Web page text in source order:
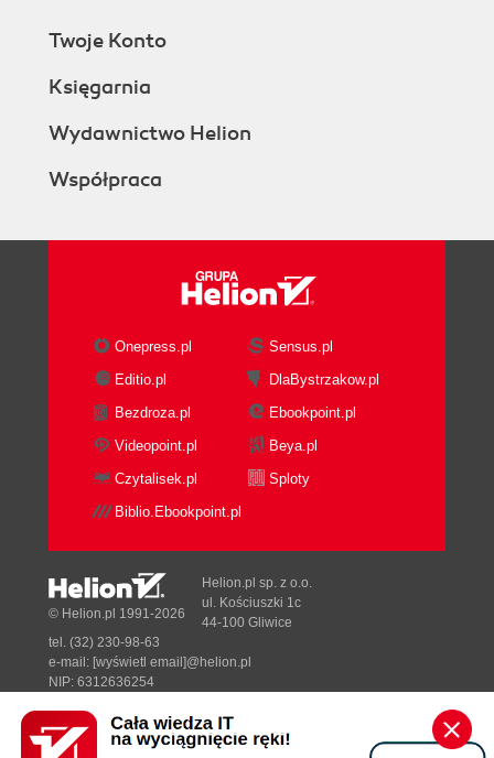
Twoje Konto
Księgarnia
Wydawnictwo Helion
Współpraca
Onepress.pl
Sensus.pl
Editio.pl
DlaBystrzakow.pl
Bezdroza.pl
Ebookpoint.pl
Videopoint.pl
Beya.pl
Czytalisek.pl
Sploty
Biblio.Ebookpoint.pl
Designed with ♥ byTonik.pl
© Helion.pl 1991-2026
Helion.pl sp. z o.o.
ul. Kościuszki 1c
44-100 Gliwice
tel. (32) 230-98-63
e-mail: [wyświetl email]@helion.pl
NIP: 6312636254